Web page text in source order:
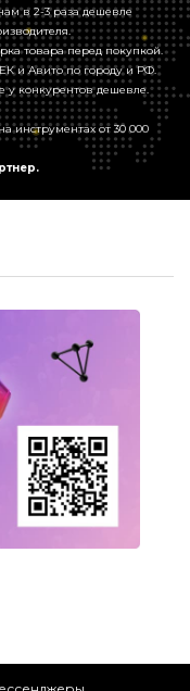
в 2-3 раза дешевле
товара перед покупкой.
и Авито по городу и РФ.
у конкурентов дешевле.
инструментах от 30 000